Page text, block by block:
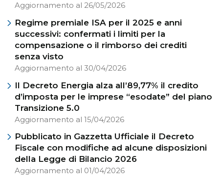
Aggiornamento al 26/05/2026
Regime premiale ISA per il 2025 e anni
successivi: confermati i limiti per la
compensazione o il rimborso dei crediti
senza visto
Aggiornamento al 30/04/2026
Il Decreto Energia alza all’89,77% il credito
d’imposta per le imprese “esodate” del piano
Transizione 5.0
Aggiornamento al 15/04/2026
Pubblicato in Gazzetta Ufficiale il Decreto
Fiscale con modifiche ad alcune disposizioni
della Legge di Bilancio 2026
Aggiornamento al 01/04/2026